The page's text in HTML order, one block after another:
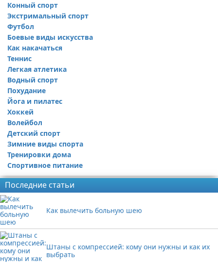
Конный спорт
Экстримальный спорт
Футбол
Боевые виды искусства
Как накачаться
Теннис
Легкая атлетика
Водный спорт
Похудание
Йога и пилатес
Хоккей
Волейбол
Детский спорт
Зимние виды спорта
Тренировки дома
Спортивное питание
Последние статьи
Как вылечить больную шею
Штаны с компрессией: кому они нужны и как их
выбрать